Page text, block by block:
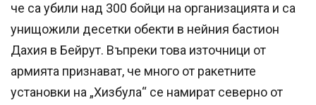
че са убили над 300 бойци на организацията и са
унищожили десетки обекти в нейния бастион
Дахия в Бейрут. Въпреки това източници от
армията признават, че много от ракетните
установки на „Хизбула“ се намират северно от